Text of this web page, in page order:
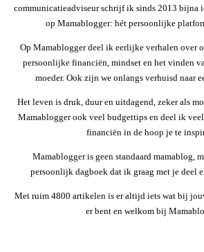
communicatieadviseur schrijf ik sinds 2013 bijna
op Mamablogger: hét persoonlijke
Op Mamablogger deel ik eerlijke verhalen over
persoonlijke financiën, mindset en het vinden
moeder. Ook zijn we onlangs verhuisd naar
Het leven is druk, duur en uitdagend, zeker als
Mamablogger ook veel budgettips en deel ik
financiën in de hoop je te
Mamablogger is geen standaard mamablog,
persoonlijk dagboek dat ik graag met je deel
Met ruim 4800 artikelen is er altijd iets wat bij
er bent en welkom bij